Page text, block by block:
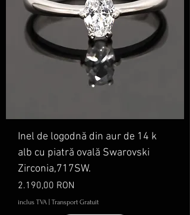
Inel de logodnă din aur de 14 k
alb cu piatră ovală Swarovski
Zirconia,717SW.
Preț
2.190,00 RON
inclus TVA Transport Gratuit